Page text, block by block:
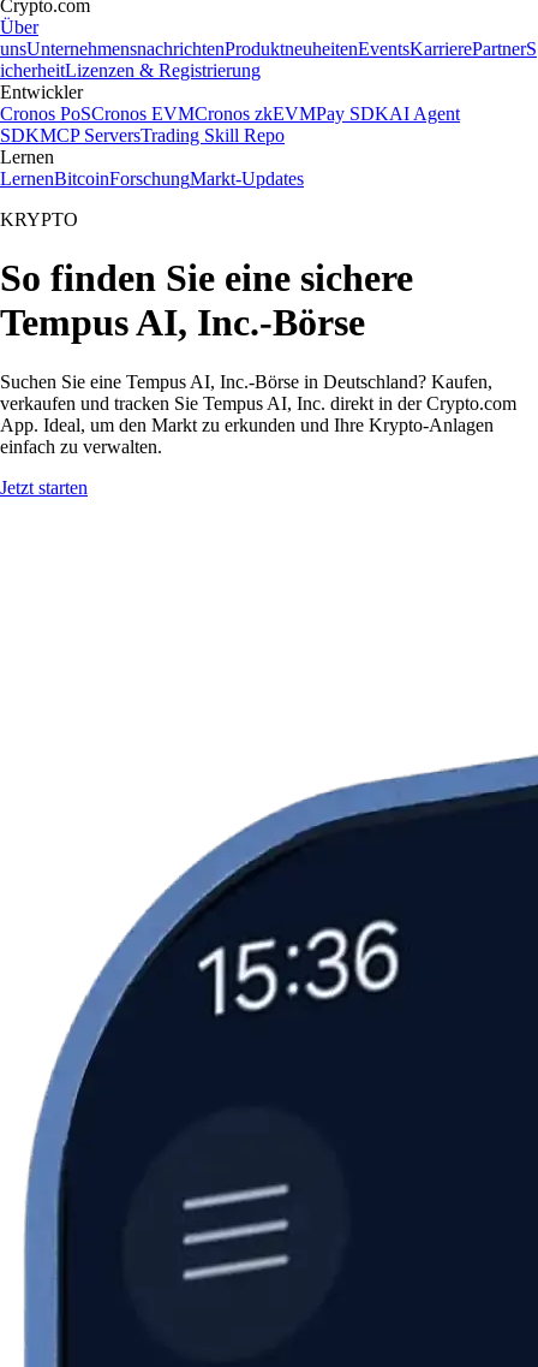
Crypto.com
Über
unsUnternehmensnachrichtenProduktneuheitenEventsKarrierePartnerS
icherheitLizenzen & Registrierung
Entwickler
Cronos PoSCronos EVMCronos zkEVMPay SDKAI Agent
SDKMCP ServersTrading Skill Repo
Lernen
LernenBitcoinForschungMarkt-Updates
KRYPTO
So finden Sie eine sichere
Tempus AI, Inc.-Börse
Suchen Sie eine Tempus AI, Inc.-Börse in Deutschland? Kaufen,
verkaufen und tracken Sie Tempus AI, Inc. direkt in der Crypto.com
App. Ideal, um den Markt zu erkunden und Ihre Krypto-Anlagen
einfach zu verwalten.
Jetzt starten